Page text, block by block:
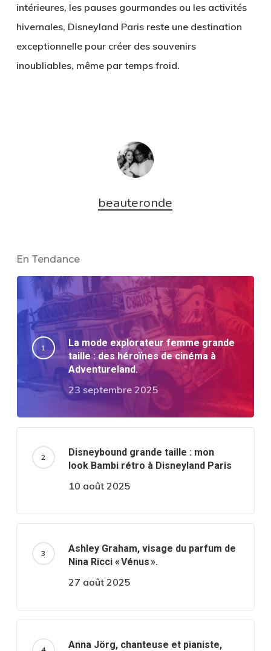
intérieures, les pauses gourmandes ou les activités
hivernales, Disneyland Paris reste une destination
exceptionnelle pour créer des souvenirs
inoubliables, même par temps froid.
beauteronde
En Tendance
La mode explorateur femme grande
taille : des héroïnes de cinéma à
Adventureland.
23 septembre 2025
Disneybound grande taille : mon
look Bambi rétro à Disneyland Paris
10 août 2025
Ashley Graham, visage du parfum de
Nina Ricci « Vénus ».
27 août 2025
Anna Jörg, chanteuse et pianiste,